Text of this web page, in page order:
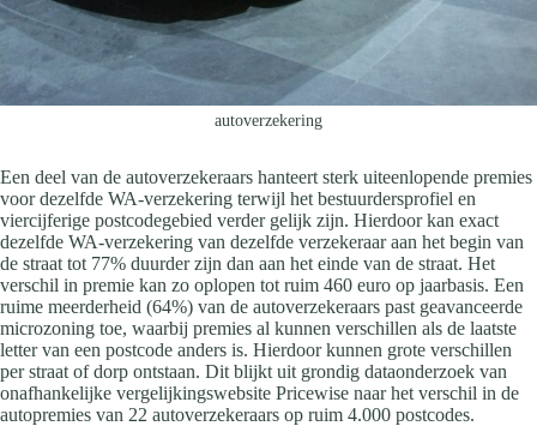
autoverzekering
Een deel van de autoverzekeraars hanteert sterk uiteenlopende premies
voor dezelfde WA-verzekering terwijl het bestuurdersprofiel en
viercijferige postcodegebied verder gelijk zijn. Hierdoor kan exact
dezelfde WA-verzekering van dezelfde verzekeraar aan het begin van
de straat tot 77% duurder zijn dan aan het einde van de straat. Het
verschil in premie kan zo oplopen tot ruim 460 euro op jaarbasis. Een
ruime meerderheid (64%) van de autoverzekeraars past geavanceerde
microzoning toe, waarbij premies al kunnen verschillen als de laatste
letter van een postcode anders is. Hierdoor kunnen grote verschillen
per straat of dorp ontstaan. Dit blijkt uit grondig dataonderzoek van
onafhankelijke vergelijkingswebsite Pricewise naar het verschil in de
autopremies van 22 autoverzekeraars op ruim 4.000 postcodes.